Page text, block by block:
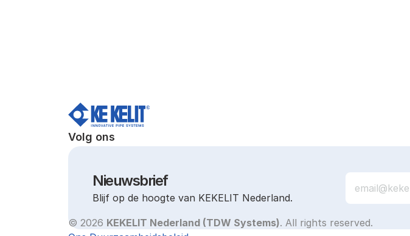
Volg ons
Nieuwsbrief
Blijf op de hoogte van KEKELIT Nederland.
© 2026 KEKELIT Nederland (TDW Systems). All rights reserved.